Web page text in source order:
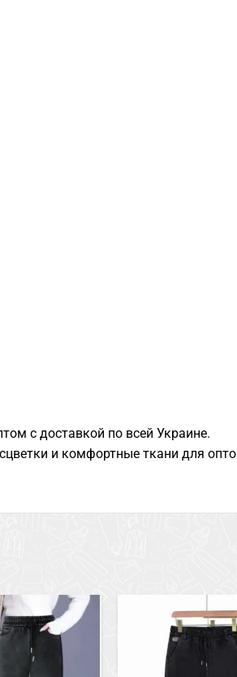
с доставкой по всей Украине.
и комфортные ткани для